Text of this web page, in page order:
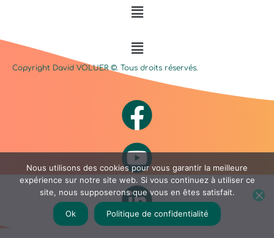
Menu
Menu
Copyright David VOLUER©. Tous droits réservés.
Nous utilisons des cookies pour vous garantir la meilleure
expérience sur notre site web. Si vous continuez à utiliser ce
site, nous supposerons que vous en êtes satisfait.
Ok Politique de confidentialité